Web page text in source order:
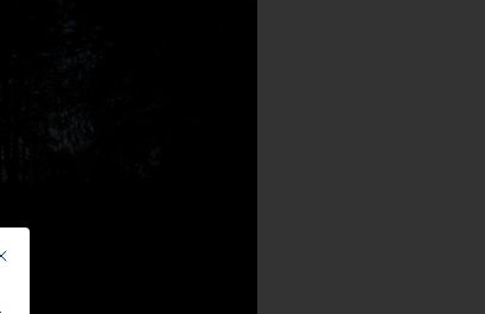
diesem Button wird der Dialog geschlossen. Seine Funktionalität ist